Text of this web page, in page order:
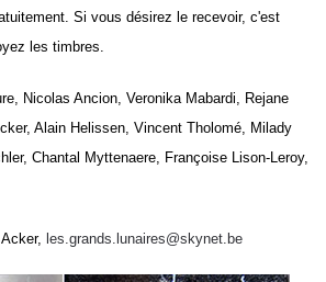
Si vous désirez le recevoir, c'est
les timbres.
Nicolas Ancion, Veronika Mabardi, Rejane
Alain Helissen, Vincent Tholomé, Milady
Chantal Myttenaere, Françoise Lison-Leroy,
les.grands.lunaires@skynet.be